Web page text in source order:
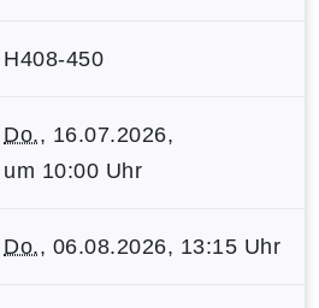
H408-450
Do., 16.07.2026,
um 10:00 Uhr
Do., 06.08.2026, 13:15 Uhr